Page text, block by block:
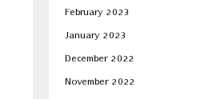
February 2023
January 2023
December 2022
November 2022